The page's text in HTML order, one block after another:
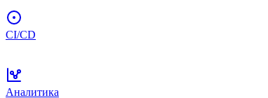
CI/CD
Аналитика